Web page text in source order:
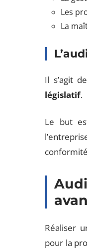
Les
La
Il s’agit
législatif.
Le but
Réaliser
pour la